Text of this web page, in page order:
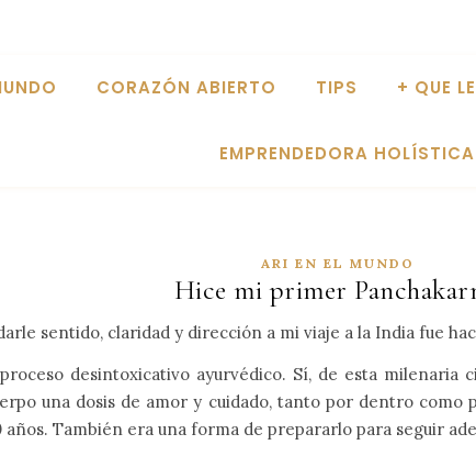
CORAZÓN ABIERTO TIPS + QUE
EMPRENDEDORA HOLÍSTICA
ARI EN EL MUNDO
Hice mi primer
sentido, claridad y dirección a mi viaje a la India fue
desintoxicativo ayurvédico. Sí, de esta milenaria
una dosis de amor y cuidado, tanto por dentro
También era una forma de prepararlo para seguir